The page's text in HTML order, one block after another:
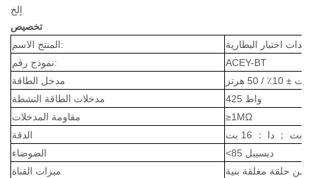
إلخ
تخصيص
المنتج الاسم:
معدات اختبار البطارية
نموذج رقم:
ACEY-BT
مدخل الطاقة
مدخلات الطاقة النشطة
425 واط
مقاومة المدخلات
≥1MΩ
الدقة
； دا ： 16 بت
الضوضاء
<85 ديسيبل
ميزات القناة
من حلقة مغلقة بنية